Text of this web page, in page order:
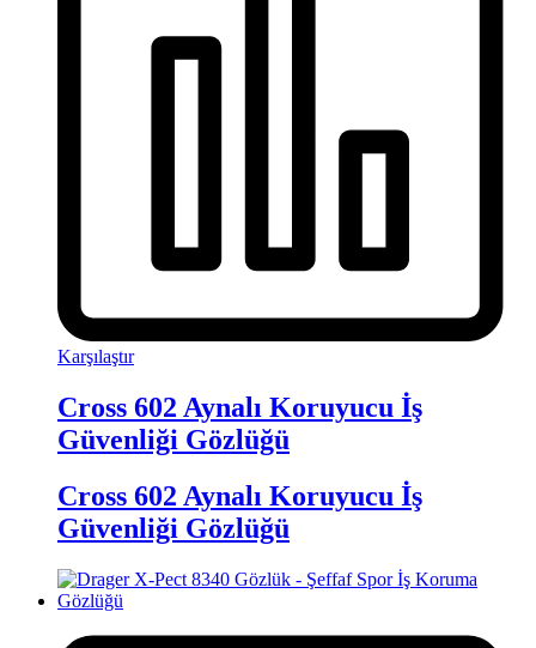
Karşılaştır
Cross 602 Aynalı Koruyucu İş
Güvenliği Gözlüğü
Cross 602 Aynalı Koruyucu İş
Güvenliği Gözlüğü